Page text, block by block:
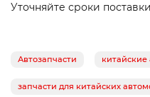
Уточняйте сроки
Автозапчасти китайские
запчасти для китайских